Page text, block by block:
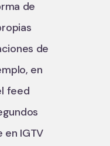
de
de
en
feed
en IGTV